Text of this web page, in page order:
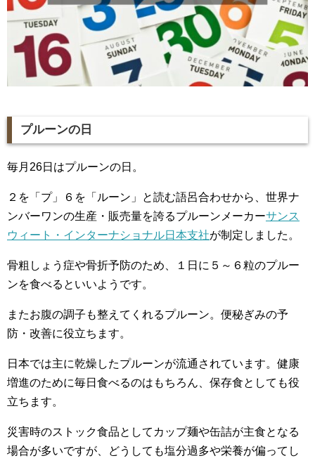
プルーンの日
毎月26日はプルーンの日。
２を「プ」６を「ルーン」と読む語呂合わせから、世界ナ
ンバーワンの生産・販売量を誇るプルーンメーカーサンス
ウィート・インターナショナル日本支社が制定しました。
骨粗しょう症や骨折予防のため、１日に５～６粒のプルー
ンを食べるといいようです。
またお腹の調子も整えてくれるプルーン。便秘ぎみの予
防・改善に役立ちます。
日本では主に乾燥したプルーンが流通されています。健康
増進のために毎日食べるのはもちろん、保存食としても役
立ちます。
災害時のストック食品としてカップ麺や缶詰が主食となる
場合が多いですが、どうしても塩分過多や栄養が偏ってし